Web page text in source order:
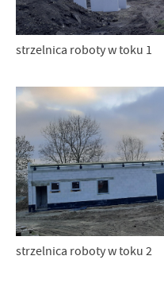
strzelnica roboty w toku 1
strzelnica roboty w toku 2